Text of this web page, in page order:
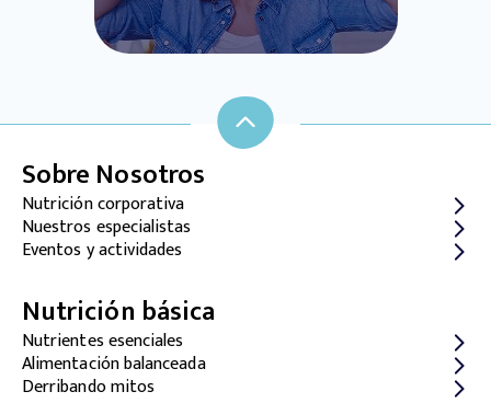
Sobre Nosotros
Nutrición corporativa
Nuestros especialistas
Eventos y actividades
Nutrición básica
Nutrientes esenciales
Alimentación balanceada
Derribando mitos